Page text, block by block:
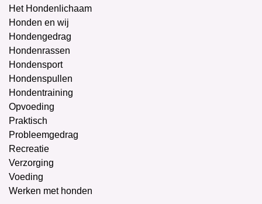
Het Hondenlichaam
Honden en wij
Hondengedrag
Hondenrassen
Hondensport
Hondenspullen
Hondentraining
Opvoeding
Praktisch
Probleemgedrag
Recreatie
Verzorging
Voeding
Werken met honden